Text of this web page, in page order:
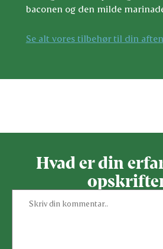
baconen og den milde
Se alt vores tilbehør til din
Hvad er din